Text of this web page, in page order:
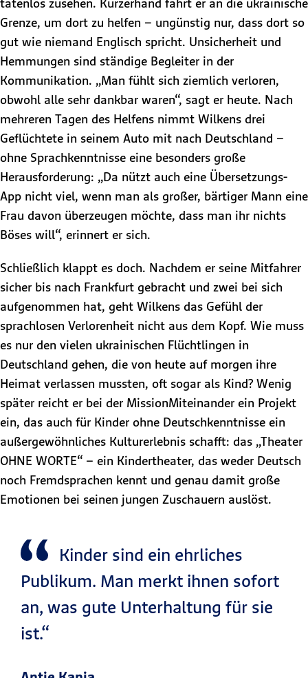
tatenlos zusehen. Kurzerhand fährt er an die ukrainische
Grenze, um dort zu helfen – ungünstig nur, dass dort so
gut wie niemand Englisch spricht. Unsicherheit und
Hemmungen sind ständige Begleiter in der
Kommunikation. „Man fühlt sich ziemlich verloren,
obwohl alle sehr dankbar waren“, sagt er heute. Nach
mehreren Tagen des Helfens nimmt Wilkens drei
Geflüchtete in seinem Auto mit nach Deutschland –
ohne Sprachkenntnisse eine besonders große
Herausforderung: „Da nützt auch eine Übersetzungs-
App nicht viel, wenn man als großer, bärtiger Mann eine
Frau davon überzeugen möchte, dass man ihr nichts
Böses will“, erinnert er sich.
Schließlich klappt es doch. Nachdem er seine Mitfahrer
sicher bis nach Frankfurt gebracht und zwei bei sich
aufgenommen hat, geht Wilkens das Gefühl der
sprachlosen Verlorenheit nicht aus dem Kopf. Wie muss
es nur den vielen ukrainischen Flüchtlingen in
Deutschland gehen, die von heute auf morgen ihre
Heimat verlassen mussten, oft sogar als Kind? Wenig
später reicht er bei der MissionMiteinander ein Projekt
ein, das auch für Kinder ohne Deutschkenntnisse ein
außergewöhnliches Kulturerlebnis schafft: das „Theater
OHNE WORTE“ – ein Kindertheater, das weder Deutsch
noch Fremdsprachen kennt und genau damit große
Emotionen bei seinen jungen Zuschauern auslöst.
Kinder sind ein ehrliches
Publikum. Man merkt ihnen sofort
an, was gute Unterhaltung für sie
ist.“